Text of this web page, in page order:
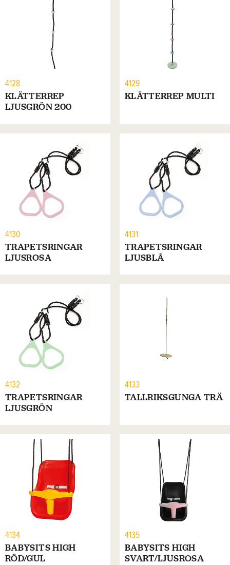
4128
KLÄTTERREP
LJUSGRÖN 200
4129
KLÄTTERREP MULTI
4130
TRAPETSRINGAR
LJUSROSA
4131
TRAPETSRINGAR
LJUSBLÅ
4132
TRAPETSRINGAR
LJUSGRÖN
4133
TALLRIKSGUNGA TRÄ
4134
BABYSITS HIGH
RÖD/GUL
4135
BABYSITS HIGH
SVART/LJUSROSA